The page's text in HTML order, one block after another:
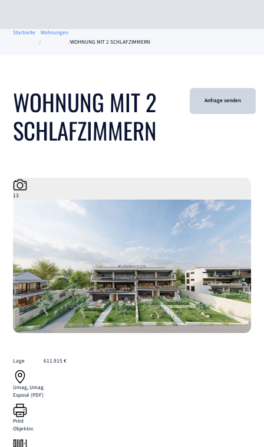
Startseite
Wohnungen
WOHNUNG MIT 2 SCHLAFZIMMERN
WOHNUNG MIT 2
SCHLAFZIMMERN
Anfrage senden
13
Lage
Umag, Umag
Exposé (PDF)
Print
Objektnr.
611.915 €